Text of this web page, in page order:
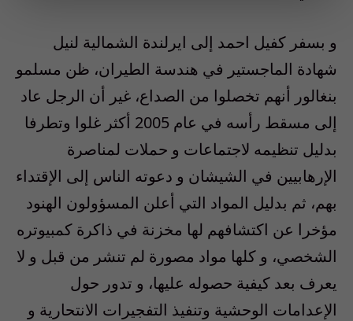
و بسفر كفيل احمد إلى ايرلندة الشمالية لنيل
شهادة الماجستير في هندسة الطيران، ظن مسلمو
بنغالور أنهم تخصلوا من الصداع، غير أن الرجل عاد
إلى مسقط رأسه في عام 2005 أكثر غلوا وتطرفا
بدليل تنظيمه لاجتماعات و حملات لمناصرة
الإرهابيين في الشيشان و دعوته الناس إلى الإقتداء
بهم، ثم بدليل المواد التي أعلن المسؤولون الهنود
مؤخرا عن اكتشافهم لها مخزنة في ذاكرة كمبيوتره
الشخصي، و كلها مواد مصورة لم تنشر من قبل و لا
يعرف بعد كيفية حصوله عليها، و تدور حول
الإعدامات الوحشية وتنفيذ التفجيرات الانتحارية و